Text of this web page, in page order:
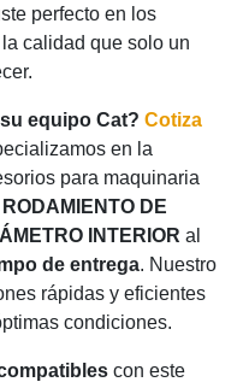
perfecto en los
calidad que solo un
equipo Cat? Cotiza
en la
para maquinaria
DE
INTERIOR al
de entrega. Nuestro
rápidas y eficientes
condiciones.
con este